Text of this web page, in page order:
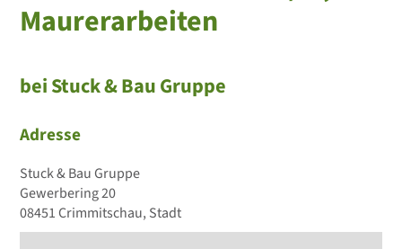
Maurerarbeiten
bei Stuck & Bau Gruppe
Adresse
Stuck & Bau Gruppe
Gewerbering 20
08451 Crimmitschau, Stadt